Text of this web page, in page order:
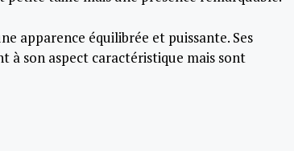
apparence équilibrée et puissante. Ses
à son aspect caractéristique mais sont